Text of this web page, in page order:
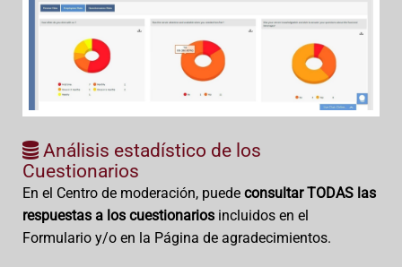
Análisis estadístico de los
Cuestionarios
En el Centro de moderación, puede consultar TODAS las
respuestas a los cuestionarios incluidos en el
Formulario y/o en la Página de agradecimientos.